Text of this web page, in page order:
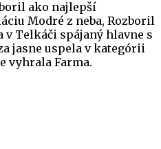
ako najlepší
Modré z neba, Rozboril
v Telkáči spájaný hlavne s
jasne uspela v kategórii
vyhrala Farma.